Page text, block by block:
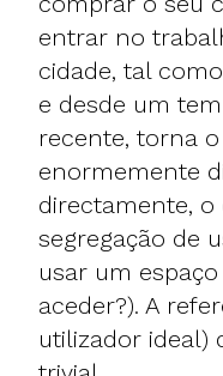
entrar no
cidade, tal
e desde um
recente, torna
enormemente
directamente, o
segregação de
usar um
aceder?). A
utilizador ideal)